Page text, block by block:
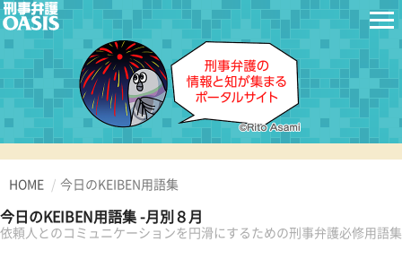
HOME 今日のKEIBEN用語集
今日のKEIBEN用語集 -月別８月
依頼人とのコミュニケーションを円滑にするための刑事弁護必修用語集